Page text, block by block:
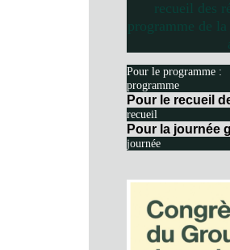
recueil des
programme de
Pour le programme :
programme
Pour le recueil
recueil
Pour la journée
journée